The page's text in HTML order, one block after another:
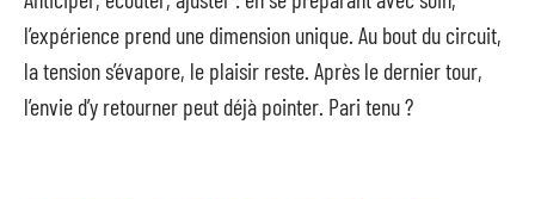
l’expérience prend une dimension unique. Au bout du circuit,
la tension s’évapore, le plaisir reste. Après le dernier tour,
l’envie d’y retourner peut déjà pointer. Pari tenu ?